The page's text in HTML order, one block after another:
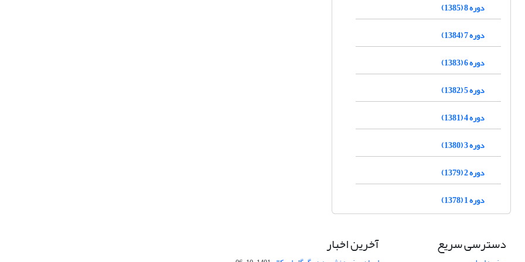
دوره 8 (1385)
دوره 7 (1384)
دوره 6 (1383)
دوره 5 (1382)
دوره 4 (1381)
دوره 3 (1380)
دوره 2 (1379)
دوره 1 (1378)
دسترسی سریع آخرین اخبار